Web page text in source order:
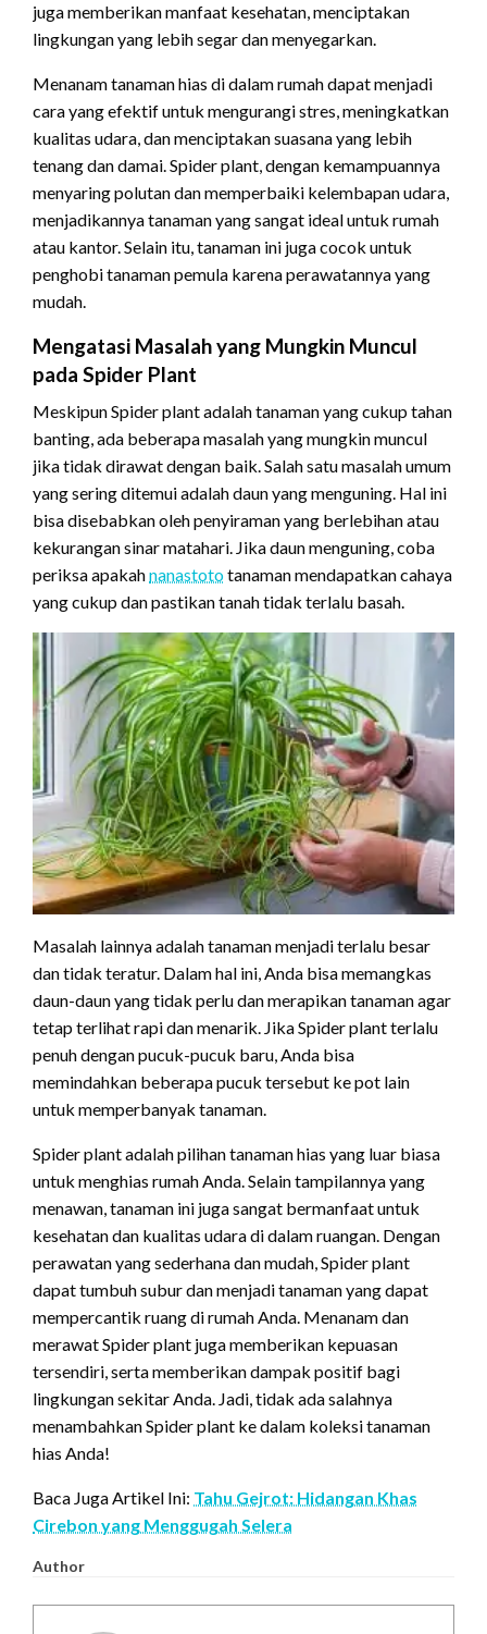
juga memberikan manfaat kesehatan, menciptakan
lingkungan yang lebih segar dan menyegarkan.
Menanam tanaman hias di dalam rumah dapat menjadi
cara yang efektif untuk mengurangi stres, meningkatkan
kualitas udara, dan menciptakan suasana yang lebih
tenang dan damai. Spider plant, dengan kemampuannya
menyaring polutan dan memperbaiki kelembapan udara,
menjadikannya tanaman yang sangat ideal untuk rumah
atau kantor. Selain itu, tanaman ini juga cocok untuk
penghobi tanaman pemula karena perawatannya yang
mudah.
Mengatasi Masalah yang Mungkin Muncul
pada Spider Plant
Meskipun Spider plant adalah tanaman yang cukup tahan
banting, ada beberapa masalah yang mungkin muncul
jika tidak dirawat dengan baik. Salah satu masalah umum
yang sering ditemui adalah daun yang menguning. Hal ini
bisa disebabkan oleh penyiraman yang berlebihan atau
kekurangan sinar matahari. Jika daun menguning, coba
periksa apakahnanastototanaman mendapatkan cahaya
yang cukup dan pastikan tanah tidak terlalu basah.
Masalah lainnya adalah tanaman menjadi terlalu besar
dan tidak teratur. Dalam hal ini, Anda bisa memangkas
daun-daun yang tidak perlu dan merapikan tanaman agar
tetap terlihat rapi dan menarik. Jika Spider plant terlalu
penuh dengan pucuk-pucuk baru, Anda bisa
memindahkan beberapa pucuk tersebut ke pot lain
untuk memperbanyak tanaman.
Spider plant adalah pilihan tanaman hias yang luar biasa
untuk menghias rumah Anda. Selain tampilannya yang
menawan, tanaman ini juga sangat bermanfaat untuk
kesehatan dan kualitas udara di dalam ruangan. Dengan
perawatan yang sederhana dan mudah, Spider plant
dapat tumbuh subur dan menjadi tanaman yang dapat
mempercantik ruang di rumah Anda. Menanam dan
merawat Spider plant juga memberikan kepuasan
tersendiri, serta memberikan dampak positif bagi
lingkungan sekitar Anda. Jadi, tidak ada salahnya
menambahkan Spider plant ke dalam koleksi tanaman
hias Anda!
Baca Juga Artikel Ini: Tahu Gejrot: Hidangan Khas
Cirebon yang Menggugah Selera
Author